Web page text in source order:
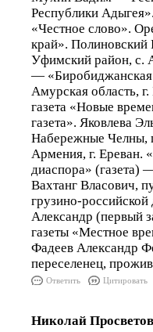
Республики
«Честное слово».
край».
Уфимский район, с.
— «Биробиджанская
Амурская область,
газета «Новые
газета». Яковлева
Набережные Челны,
Армения, г. Ереван.
диаспора» (газета)
Вахтанг Власович,
грузино-
Александр (первый
газеты «Местное
Фадеев Александр
переселенец,
Ответить Цитировать
Николай Просветов